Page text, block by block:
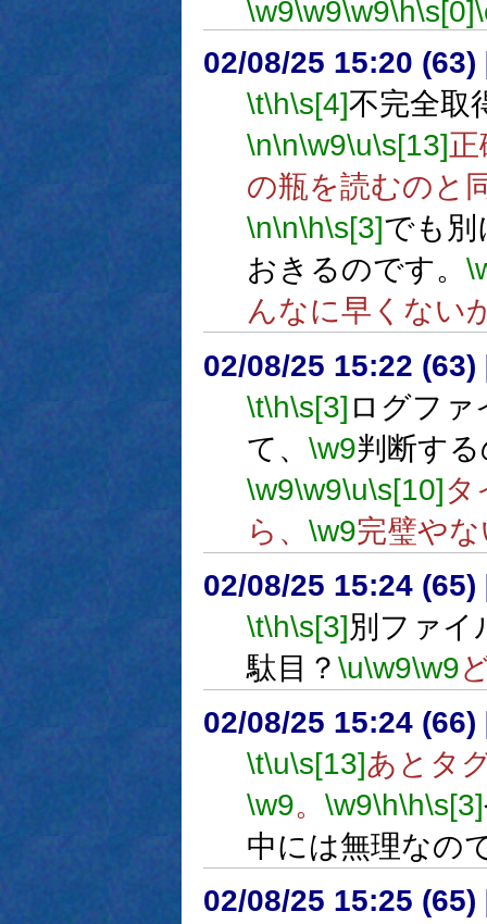
\w9\w9\w9\h\s[0]
02/08/25 15:20 (63)
\t\h\s[4]不完全取
\n\n\w9\u\s[13]
の瓶を読むのと
\n\n\h\s[3]でも別
おきるのです。
んなに早くない
02/08/25 15:22 (63)
\t\h\s[3] ログフ
て、 \w9判断す
\w9\w9\u\s[10]タ
ら、 \w9完璧や
02/08/25 15:24 (65)
\t\h\s[3]別ファイ
駄目？ \u\w9\w9
02/08/25 15:24 (66)
\t\u\s[13]あとタ
\w9。 \w9\h\h\s[3]
中には無理なの
02/08/25 15:25 (65)